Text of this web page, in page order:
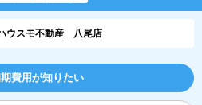
ウスモ不動産 八尾店
費用が知りたい